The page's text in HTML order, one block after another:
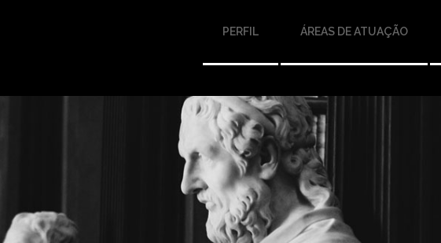
PERFIL ÁREAS DE ATUAÇÃO